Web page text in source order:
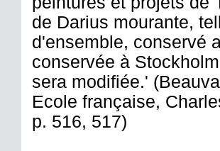
de Darius mourante,
d'ensemble, conservé
conservée à
sera modifiée.'
Ecole française,
p. 516, 517)